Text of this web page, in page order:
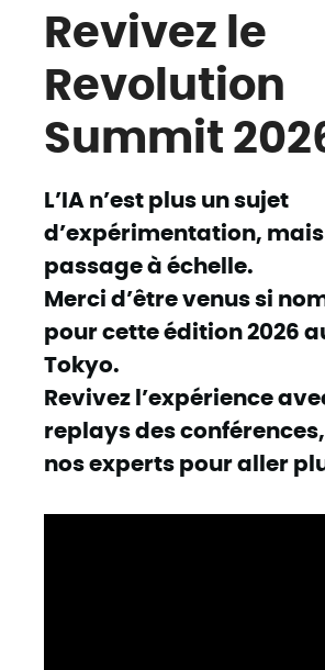
Revivez le
Revolution
Summit
L’IA n’est plus un sujet
d’expérimentation,
passage à échelle.
Merci d’être venus si
pour cette édition 2026
Tokyo.
Revivez l’expérience
replays des
nos experts pour aller